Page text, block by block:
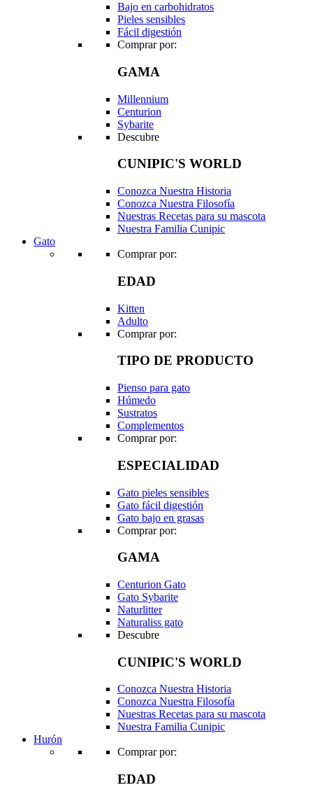
Bajo en carbohidratos
Pieles sensibles
Fácil digestión
Comprar por:
GAMA
Millennium
Centurion
Sybarite
Descubre
CUNIPIC'S WORLD
Conozca Nuestra Historia
Conozca Nuestra Filosofía
Nuestras Recetas para su mascota
Nuestra Familia Cunipic
Gato
Comprar por:
EDAD
Kitten
Adulto
Comprar por:
TIPO DE PRODUCTO
Pienso para gato
Húmedo
Sustratos
Complementos
Comprar por:
ESPECIALIDAD
Gato pieles sensibles
Gato fácil digestión
Gato bajo en grasas
Comprar por:
GAMA
Centurion Gato
Gato Sybarite
Naturlitter
Naturaliss gato
Descubre
CUNIPIC'S WORLD
Conozca Nuestra Historia
Conozca Nuestra Filosofía
Nuestras Recetas para su mascota
Nuestra Familia Cunipic
Hurón
Comprar por:
EDAD